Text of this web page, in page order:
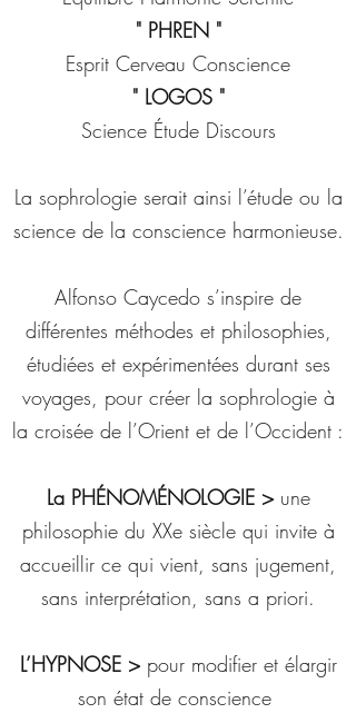
" PHREN "
Esprit Cerveau Conscience
" LOGOS "
Science Étude Discours
La sophrologie serait ainsi l’étude ou la
science de la conscience harmonieuse.
Alfonso Caycedo s’inspire de
différentes méthodes et philosophies,
étudiées et expérimentées durant ses
voyages, pour créer la sophrologie à
la croisée de l’Orient et de l’Occident :
La PHÉNOMÉNOLOGIE >une
philosophie du XXe siècle qui invite à
accueillir ce qui vient, sans jugement,
sans interprétation, sans a priori.
L’HYPNOSE >pour modifier et élargir
son état de conscience